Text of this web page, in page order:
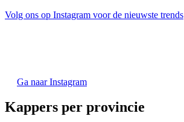
Volg ons op Instagram voor de nieuwste trends
Ga naar Instagram
Kappers per provincie